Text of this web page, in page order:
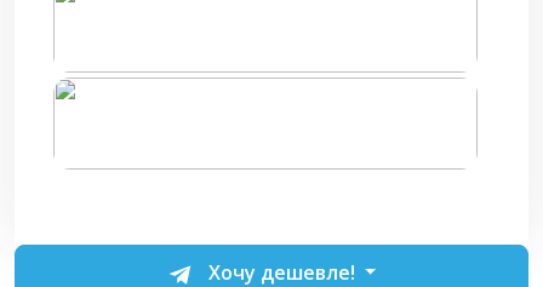
Хочу дешевле!